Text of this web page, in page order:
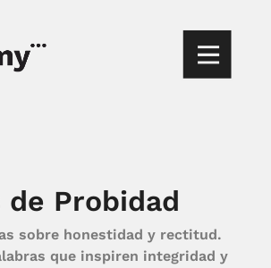
de Probidad
sobre honestidad y rectitud.
que inspiren integridad y